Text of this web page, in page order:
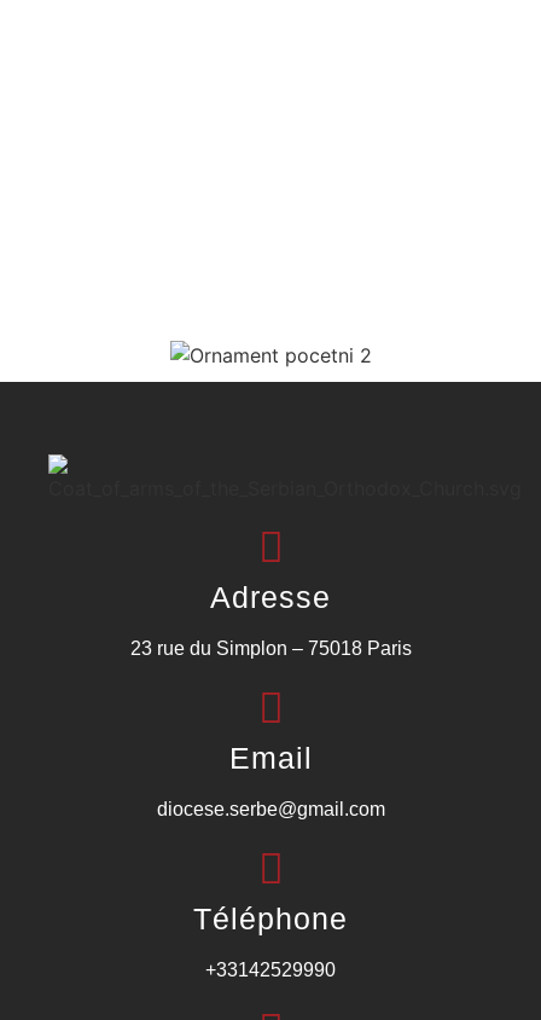
Adresse
23 rue du Simplon – 75018 Paris
Email
diocese.serbe@gmail.com
Téléphone
+33142529990